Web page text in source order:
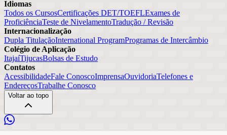
Idiomas
Todos os CursosCertificações DET/TOEFLExames de
ProficiênciaTeste de NivelamentoTradução / Revisão
Internacionalização
Dupla TitulaçãoInternational ProgramProgramas de Intercâmbio
Colégio de Aplicação
ItajaíTijucasBolsas de Estudo
Contatos
AcessibilidadeFale ConoscoImprensaOuvidoriaTelefones e
EndereçosTrabalhe Conosco
Voltar ao topo